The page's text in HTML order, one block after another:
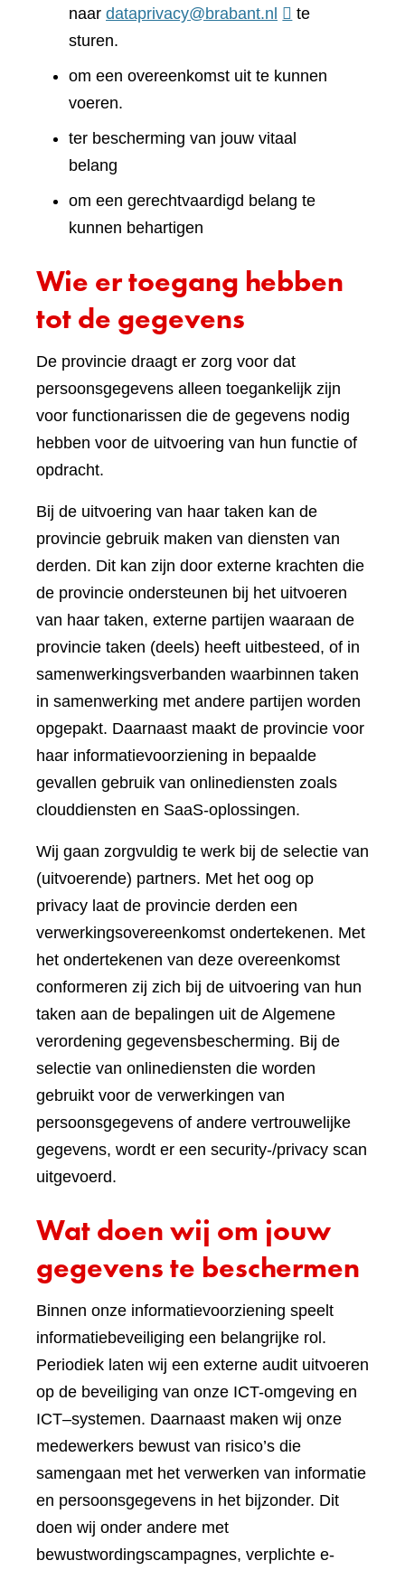
naar dataprivacy@brabant.nl
te
sturen.
om een overeenkomst uit te kunnen
voeren.
ter bescherming van jouw vitaal
belang
om een gerechtvaardigd belang te
kunnen behartigen
Wie er toegang hebben
tot de gegevens
De provincie draagt er zorg voor dat
persoonsgegevens alleen toegankelijk zijn
voor functionarissen die de gegevens nodig
hebben voor de uitvoering van hun functie of
opdracht.
Bij de uitvoering van haar taken kan de
provincie gebruik maken van diensten van
derden. Dit kan zijn door externe krachten die
de provincie ondersteunen bij het uitvoeren
van haar taken, externe partijen waaraan de
provincie taken (deels) heeft uitbesteed, of in
samenwerkingsverbanden waarbinnen taken
in samenwerking met andere partijen worden
opgepakt. Daarnaast maakt de provincie voor
haar informatievoorziening in bepaalde
gevallen gebruik van onlinediensten zoals
clouddiensten en SaaS-oplossingen.
Wij gaan zorgvuldig te werk bij de selectie van
(uitvoerende) partners. Met het oog op
privacy laat de provincie derden een
verwerkingsovereenkomst ondertekenen. Met
het ondertekenen van deze overeenkomst
conformeren zij zich bij de uitvoering van hun
taken aan de bepalingen uit de Algemene
verordening gegevensbescherming. Bij de
selectie van onlinediensten die worden
gebruikt voor de verwerkingen van
persoonsgegevens of andere vertrouwelijke
gegevens, wordt er een security-/privacy scan
uitgevoerd.
Wat doen wij om jouw
gegevens te beschermen
Binnen onze informatievoorziening speelt
informatiebeveiliging een belangrijke rol.
Periodiek laten wij een externe audit uitvoeren
op de beveiliging van onze ICT-omgeving en
ICT–systemen. Daarnaast maken wij onze
medewerkers bewust van risico’s die
samengaan met het verwerken van informatie
en persoonsgegevens in het bijzonder. Dit
doen wij onder andere met
bewustwordingscampagnes, verplichte e-